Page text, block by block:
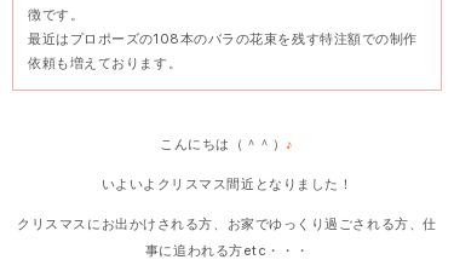
徴です。
最近はプロポーズの108本のバラの花束を残す特注額での制作
依頼も増えております。
こんにちは（＾＾） ♪
いよいよクリスマス間近となりました！
クリスマスにお出かけされる方、お家でゆっくり過ごされる方、仕
事に追われる方etc・・・